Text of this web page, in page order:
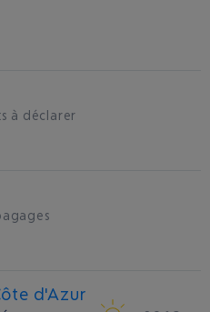
à déclarer
d'Azur